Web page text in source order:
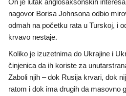
On je lutak anglosaksonskih
nagovor Borisa Johnsona odbio
odmah na početku rata u Turskoj, i
krvavo nestaje.
Koliko je izuzetnima do Ukrajine i
činjenica da ih koriste za
Zaboli njih – dok Rusija krvari, dok
ratom i dok ima drugih da masovno